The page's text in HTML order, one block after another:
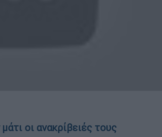
οι ανακρίβειές τους